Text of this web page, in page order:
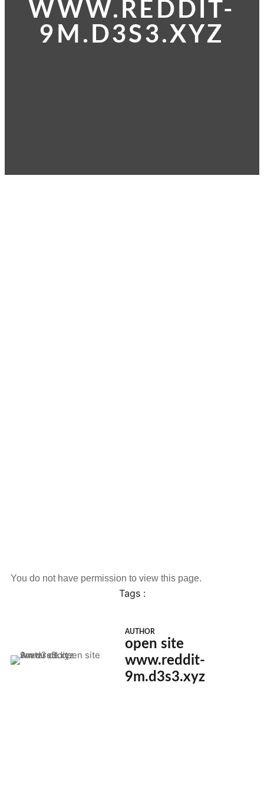
WWW.REDDIT-
9M.D3S3.XYZ
You do not have permission to view this page.
Tags :
AUTHOR
open site
www.reddit-
9m.d3s3.xyz